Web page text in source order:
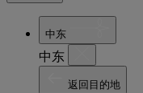
中东
中东
返回目的地